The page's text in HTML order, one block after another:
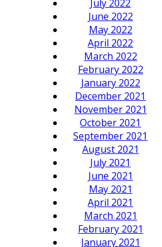
July 2022
June 2022
May 2022
April 2022
March 2022
February 2022
January 2022
December 2021
November 2021
October 2021
September 2021
August 2021
July 2021
June 2021
May 2021
April 2021
March 2021
February 2021
January 2021